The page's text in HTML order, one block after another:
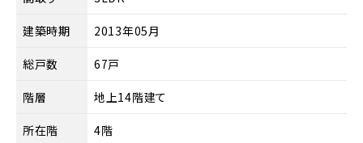
建築時期 2013年05月
総戸数 67戸
階層 地上14階建て
所在階 4階